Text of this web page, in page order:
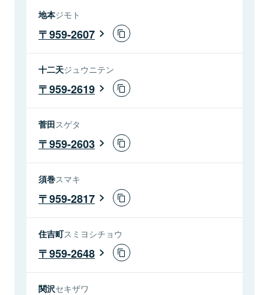
地本ジモト
959-2607
十二天ジュウニテン
959-2619
菅田スゲタ
959-2603
須巻スマキ
959-2817
住吉町スミヨシチョウ
959-2648
関沢セキザワ